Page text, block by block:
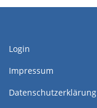
Login
Impressum
Datenschutzerklärung